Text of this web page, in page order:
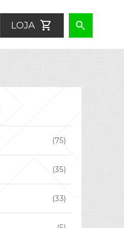
LOJA shopping_cart search
(75)
(35)
(33)